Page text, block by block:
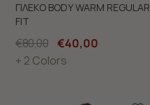
ΓΙΛΕΚΟ BODY WARM REGULAR
FIT
€80,00 €40,00
+ 2 Colors